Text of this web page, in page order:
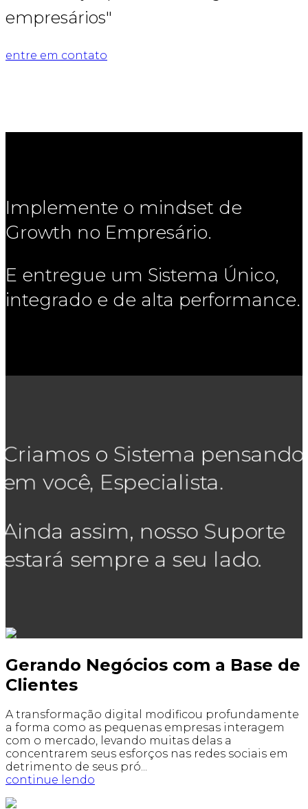
empresários"
entre em contato
Implemente o mindset de
Growth no Empresário.
E entregue um Sistema Único,
integrado e de alta performance.
Criamos o Sistema pensando
em você, Especialista.
Ainda assim, nosso Suporte
estará sempre a seu lado.
Gerando Negócios com a Base de
Clientes
A transformação digital modificou profundamente
a forma como as pequenas empresas interagem
com o mercado, levando muitas delas a
concentrarem seus esforços nas redes sociais em
detrimento de seus pró...
continue lendo